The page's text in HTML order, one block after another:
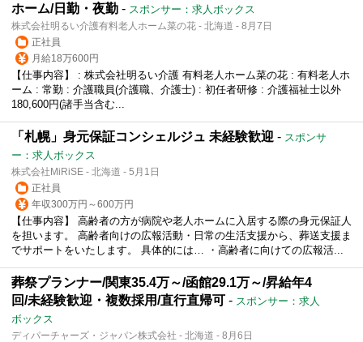
ホーム/日勤・夜勤 - スポンサー：求人ボックス
株式会社明るい介護有料老人ホーム菜の花 - 北海道 - 8月7日
正社員
月給18万600円
【仕事内容】 : 株式会社明るい介護 有料老人ホーム菜の花 : 有料老人ホ
ーム : 常勤 : 介護職員(介護職、介護士) : 初任者研修 : 介護福祉士以外
180,600円(諸手当含む...
「札幌」身元保証コンシェルジュ 未経験歓迎 - スポンサ
ー：求人ボックス
株式会社MiRiSE - 北海道 - 5月1日
正社員
年収300万円～600万円
【仕事内容】 高齢者の方が病院や老人ホームに入居する際の身元保証人
を担います。 高齢者向けの広報活動・日常の生活支援から、葬送支援ま
でサポートをいたします。 具体的には… ・高齢者に向けての広報活...
葬祭プランナー/関東35.4万～/函館29.1万～/昇給年4
回/未経験歓迎・複数採用/直行直帰可 - スポンサー：求人
ボックス
ディパーチャーズ・ジャパン株式会社 - 北海道 - 8月6日